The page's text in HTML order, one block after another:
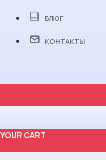
БЛОГ
КОНТАКТЫ
YOUR CART